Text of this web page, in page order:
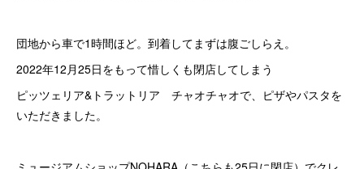
団地から車で1時間ほど。到着してまずは腹ごしらえ。
2022年12月25日をもって惜しくも閉店してしまう
ピッツェリア&トラットリア チャオチャオで、ピザやパスタを
いただきました。